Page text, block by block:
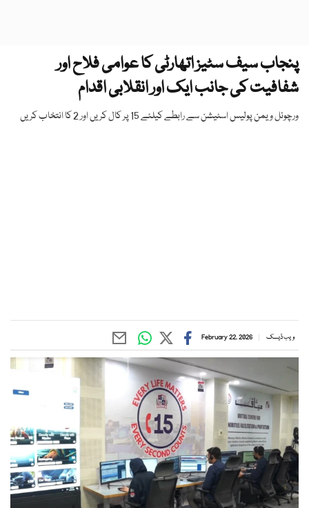
پنجاب سیف سٹیز اتھارٹی کا عوامی فلاح اور
شفافیت کی جانب ایک اور انقلابی اقدام
ورچوئل ویمن پولیس اسٹیشن سے رابطے کیلئے 15 پر کال کریں اور 2 کا انتخاب کریں
ویب ڈیسک February 22, 2026